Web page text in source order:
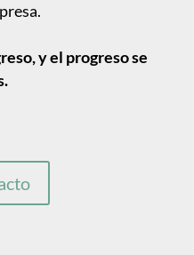
y el progreso se